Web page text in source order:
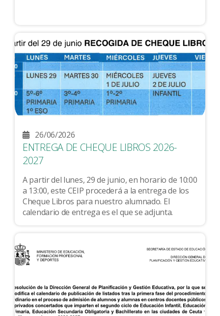
26/06/2026
ENTREGA DE CHEQUE LIBROS 2026-
2027
A partir del lunes, 29 de junio, en horario de 10:00
a 13:00, este CEIP procederá a la entrega de los
Cheque Libros para nuestro alumnado. El
calendario de entrega es el que se adjunta.